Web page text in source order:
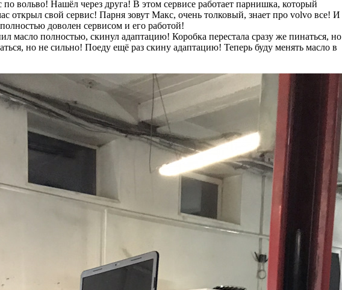
вольво! Нашёл через друга! В этом сервисе работает парнишка, который
открыл свой сервис! Парня зовут Макс, очень толковый, знает про volvo все! И
доволен сервисом и его работой!
масло полностью, скинул адаптацию! Коробка перестала сразу же пинаться, но
но не сильно! Поеду ещё раз скину адаптацию! Теперь буду менять масло в